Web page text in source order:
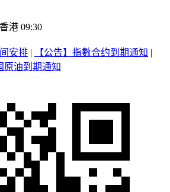
香港 09:30
安排 | 【公告】指數合约到期通知 |
原油到期通知